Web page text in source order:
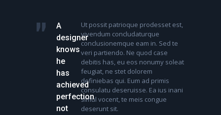
A
designer
knows
he
has
achieved
perfection
not
Ut possit patrioque prodesset est,
vivendum concludaturque
conclusionemque eam in. Sed te
veri partiendo. Ne quod case
debitis has, eu eos nonumy soleat
feugiat, ne stet dolorem
definiebas qui. Eum ad primis
consulatu deseruisse. Ea ius inani
simul vocent, te meis congue
deserunt sit.